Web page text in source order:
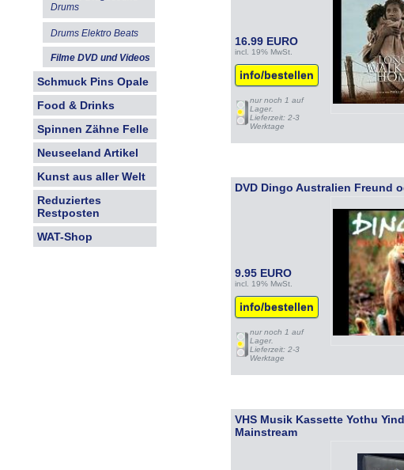
Drums
Drums Elektro Beats
Filme DVD und Videos
Schmuck Pins Opale
Food & Drinks
Spinnen Zähne Felle
Neuseeland Artikel
Kunst aus aller Welt
Reduziertes
Restposten
WAT-Shop
16.99 EURO
incl. 19% MwSt.
info/bestellen
nur noch 1 auf
Lager.
Lieferzeit: 2-3
Werktage
DVD Dingo Australien Freund
9.95 EURO
incl. 19% MwSt.
info/bestellen
nur noch 1 auf
Lager.
Lieferzeit: 2-3
Werktage
VHS Musik Kassette Yothu
Mainstream